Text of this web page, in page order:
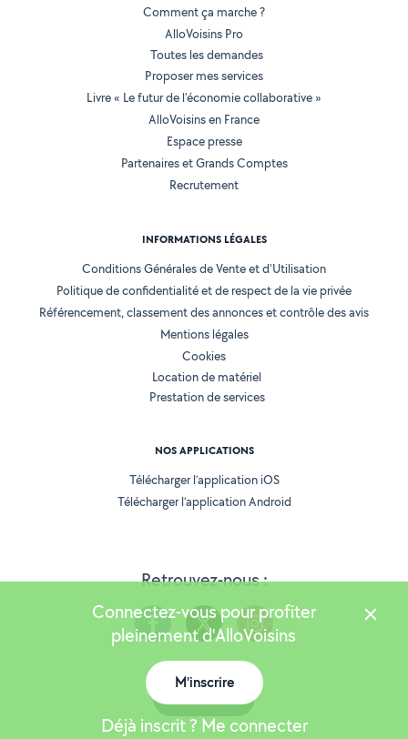
Retrouvez-nous :
Comment ça marche ?
AlloVoisins Pro
Toutes les demandes
Proposer mes services
Livre « Le futur de l'économie collaborative »
AlloVoisins en France
Espace presse
Partenaires et Grands Comptes
Recrutement
INFORMATIONS LÉGALES
Conditions Générales de Vente et d'Utilisation
Politique de confidentialité et de respect de la vie privée
Référencement, classement des annonces et contrôle des avis
Mentions légales
Cookies
Location de matériel
Prestation de services
NOS APPLICATIONS
Télécharger l’application iOS
Télécharger l’application Android
Version 25.6.0
Connectez-vous pour profiter
pleinement d'AlloVoisins
M'inscrire
Déjà inscrit ? Me connecter